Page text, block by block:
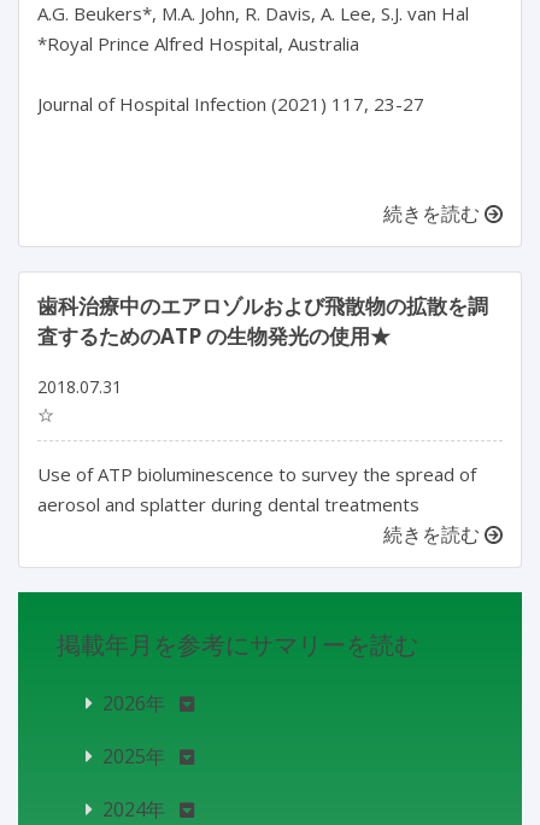
A.G. Beukers*, M.A. John, R. Davis, A. Lee, S.J. van Hal
*Royal Prince Alfred Hospital, Australia
Journal of Hospital Infection (2021) 117, 23-27
続きを読む
歯科治療中のエアロゾルおよび飛散物の拡散を調
査するためのATP の生物発光の使用★
2018.07.31
☆
Use of ATP bioluminescence to survey the spread of
aerosol and splatter during dental treatments
続きを読む
掲載年月を参考にサマリーを読む
2026年
2025年
2024年